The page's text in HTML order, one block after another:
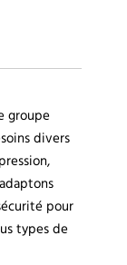
groupe
divers
pour
types de